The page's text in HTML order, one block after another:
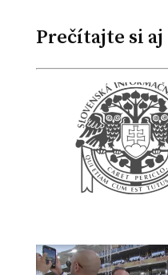
Prečítajte si aj